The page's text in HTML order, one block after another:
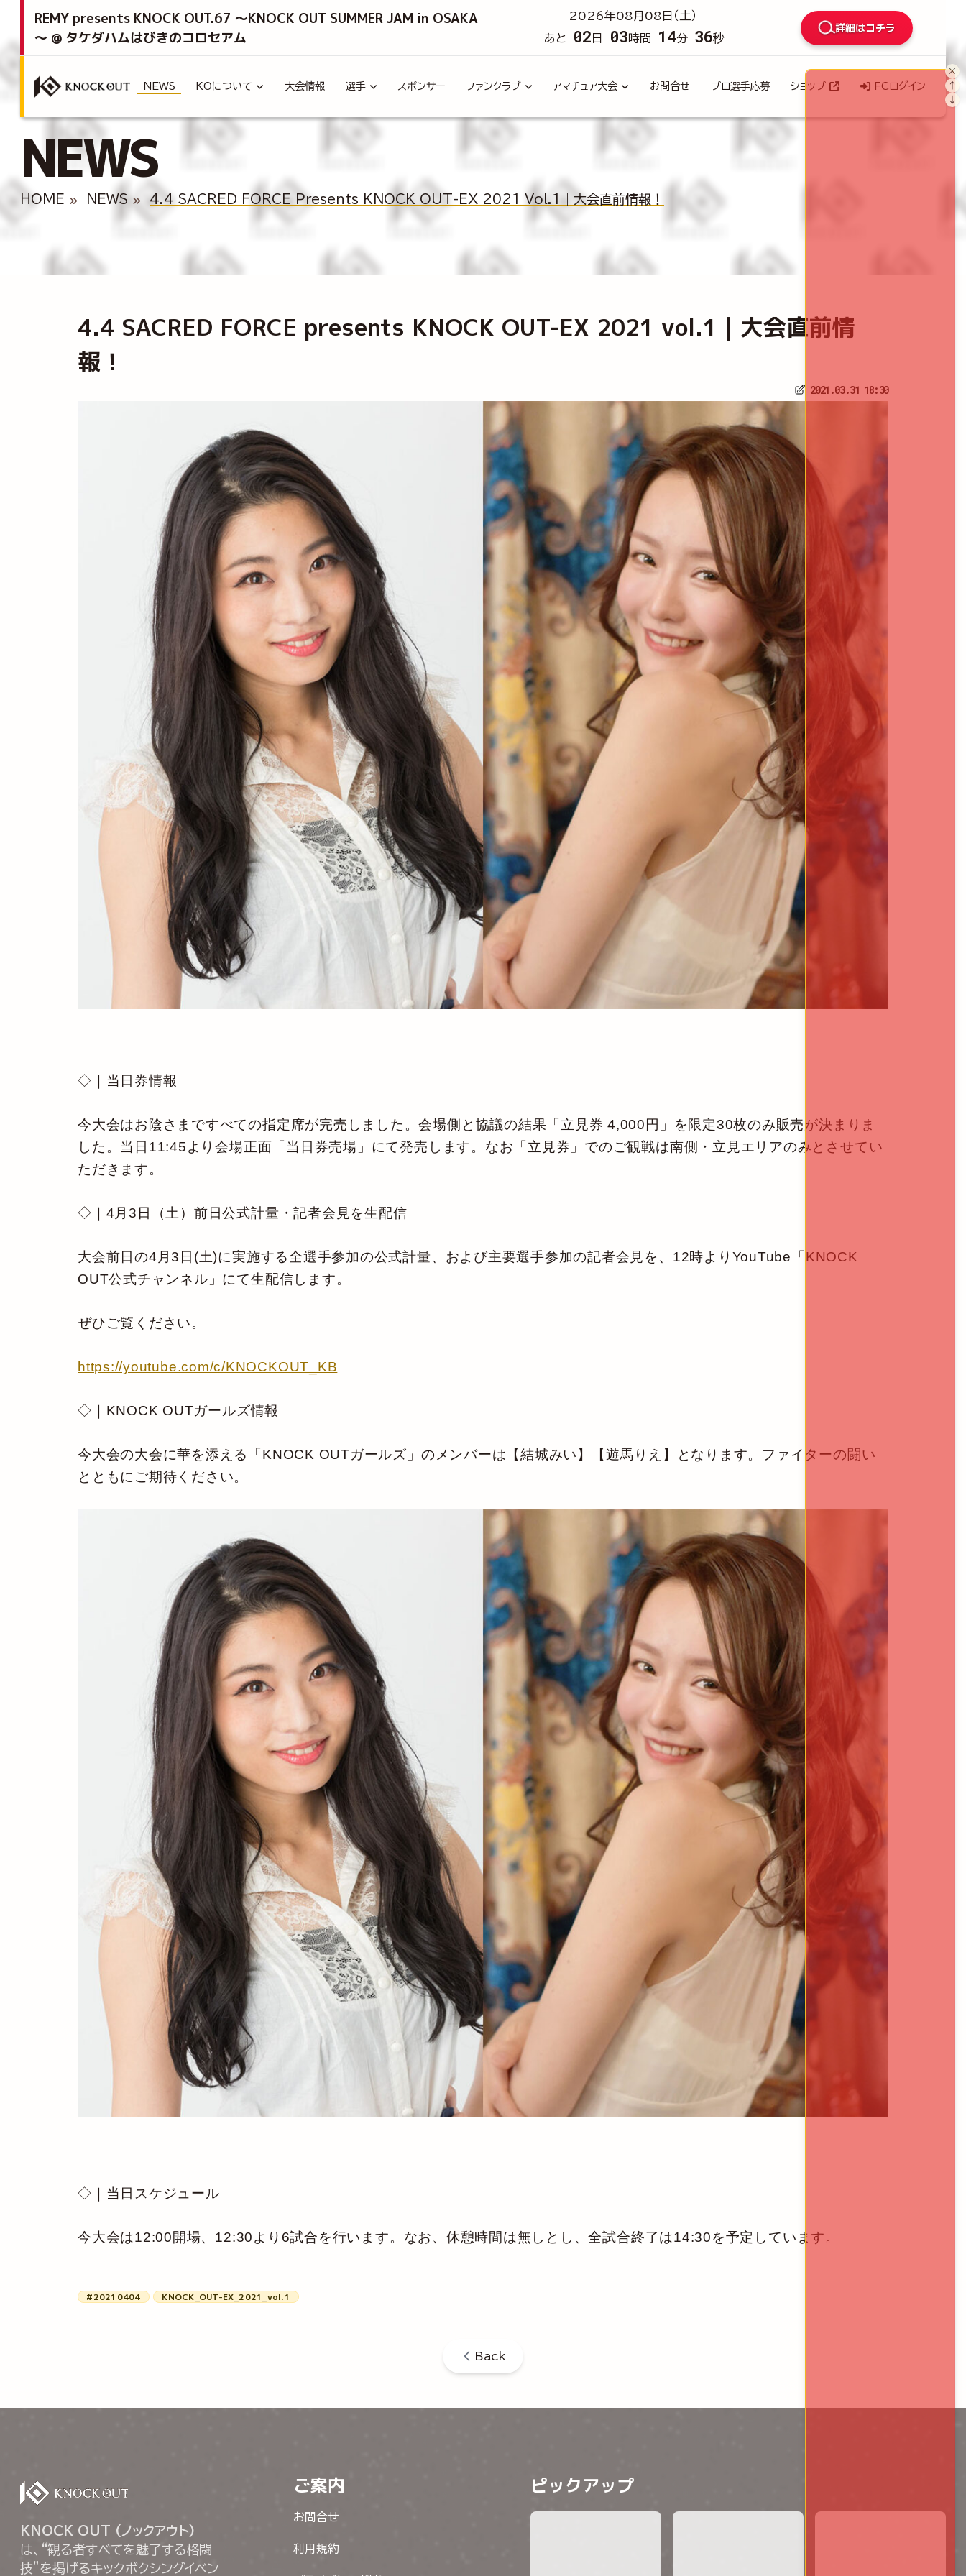
REMY presents KNOCK OUT.67 ～KNOCK OUT SUMMER JAM in OSAKA
～ @ タケダハムはびきのコロセアム
2026年08月08日（土）
あと
02 日 03時間 14分 35秒
詳細はコチラ
NEWS KOについて 大会情報 選手 スポンサー ファンクラブ アマチュア大会 お問合せ プロ選手応募 ショップ FCログイン
NEWS
HOME NEWS 4.4 SACRED FORCE Presents KNOCK OUT-EX 2021 Vol.1｜大会直前情報！
4.4 SACRED FORCE presents KNOCK OUT-EX 2021 vol.1｜大会直前情
報！
2021.03.31 18:30
◇｜当日券情報
今大会はお陰さまですべての指定席が完売しました。会場側と協議の結果「立見券 4,000円」を限定30枚のみ販売が決まりま
した。当日11:45より会場正面「当日券売場」にて発売します。なお「立見券」でのご観戦は南側・立見エリアのみとさせてい
ただきます。
◇｜4月3日（土）前日公式計量・記者会見を生配信
大会前日の4月3日(土)に実施する全選手参加の公式計量、および主要選手参加の記者会見を、12時よりYouTube「KNOCK
OUT公式チャンネル」にて生配信します。
ぜひご覧ください。
https://youtube.com/c/KNOCKOUT_KB
◇｜KNOCK OUTガールズ情報
今大会の大会に華を添える「KNOCK OUTガールズ」のメンバーは【結城みい】【遊馬りえ】となります。ファイターの闘い
とともにご期待ください。
◇｜当日スケジュール
今大会は12:00開場、12:30より6試合を行います。なお、休憩時間は無しとし、全試合終了は14:30を予定しています。
#20210404 KNOCK_OUT-EX_2021_vol.1
Back
KNOCK OUT (ノックアウト)
は、“観る者すべてを魅了する格闘
技”を掲げるキックボクシングイベン
ご案内
お問合せ
利用規約
ピックアップ
×
↑
↓